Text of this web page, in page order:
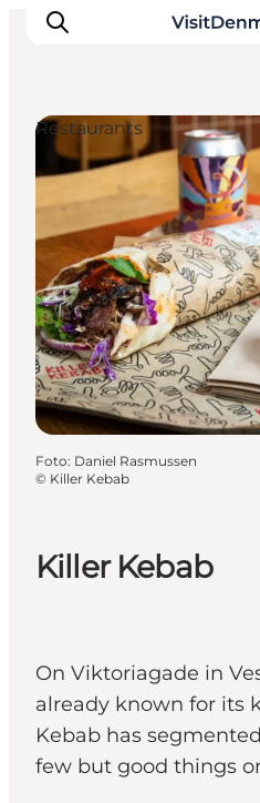
Ispirazioni
Dove andare
Cosa fare
Dove dormire
Pianifica il viaggio
Killer Kebab
On Viktoriagade in
already known for its
Kebab has
few but good things
Restaurants
Foto: Daniel Rasmussen
© Killer Kebab